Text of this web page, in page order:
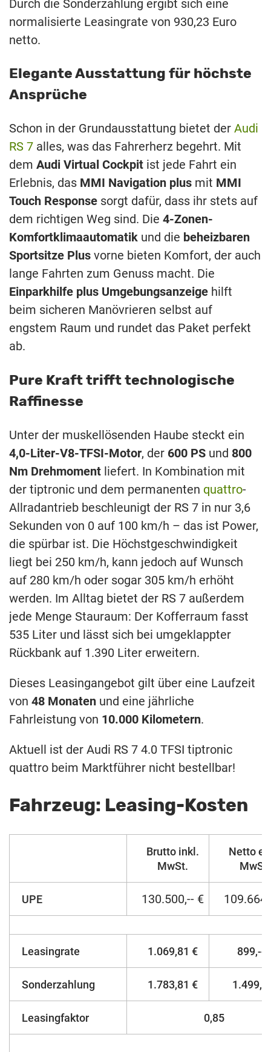
Durch die Sonderzahlung ergibt sich eine
normalisierte Leasingrate von 930,23 Euro
netto.
Elegante Ausstattung für höchste
Ansprüche
Schon in der Grundausstattung bietet der Audi
RS ​​7 alles, was das Fahrerherz begehrt. Mit
dem Audi Virtual Cockpit ist jede Fahrt ein
Erlebnis, das MMI Navigation plus mit MMI
Touch Response sorgt dafür, dass ihr stets auf
dem richtigen Weg sind. Die 4-Zonen-
Komfortklimaautomatik und die beheizbaren
Sportsitze Plus vorne bieten Komfort, der auch
lange Fahrten zum Genuss macht. Die
Einparkhilfe plus Umgebungsanzeige hilft
beim sicheren Manövrieren selbst auf
engstem Raum und rundet das Paket perfekt
ab.
Pure Kraft trifft technologische
Raffinesse
Unter der muskellösenden Haube steckt ein
4,0-Liter-V8-TFSI-Motor, der 600 PS und 800
Nm Drehmoment liefert. In Kombination mit
der tiptronic und dem permanenten quattro-
Allradantrieb beschleunigt der RS ​​7 in nur 3,6
Sekunden von 0 auf 100 km/h – das ist Power,
die spürbar ist. Die Höchstgeschwindigkeit
liegt bei 250 km/h, kann jedoch auf Wunsch
auf 280 km/h oder sogar 305 km/h erhöht
werden. Im Alltag bietet der RS ​​7 außerdem
jede Menge Stauraum: Der Kofferraum fasst
535 Liter und lässt sich bei umgeklappter
Rückbank auf 1.390 Liter erweitern.
Dieses Leasingangebot gilt über eine Laufzeit
von 48 Monaten und eine jährliche
Fahrleistung von 10.000 Kilometern.
Aktuell ist der Audi RS 7 4.0 TFSI tiptronic
quattro beim Marktführer nicht bestellbar!
Fahrzeug: Leasing-Kosten
Brutto inkl.
MwSt.
Netto
MwSt.
UPE 130.500,-- €
Leasingrate 1.069,81 € 899,--
Sonderzahlung 1.783,81 €
Leasingfaktor 0,85